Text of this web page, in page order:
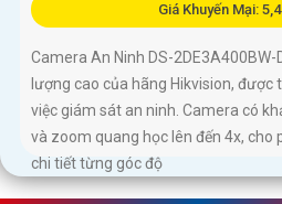
Giá Khuyến Mại:
Camera An Ninh DS-
lượng cao của hãng Hikvision, được
việc giám sát an ninh. Camera có
và zoom quang học lên đến 4x, cho
chi tiết từng góc độ